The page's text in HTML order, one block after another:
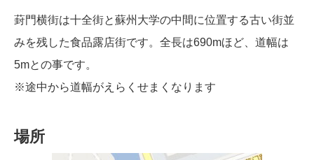
葑門横街は十全街と蘇州大学の中間に位置する古い街並
みを残した食品露店街です。全長は690mほど、道幅は
5mとの事です。
※途中から道幅がえらくせまくなります
場所